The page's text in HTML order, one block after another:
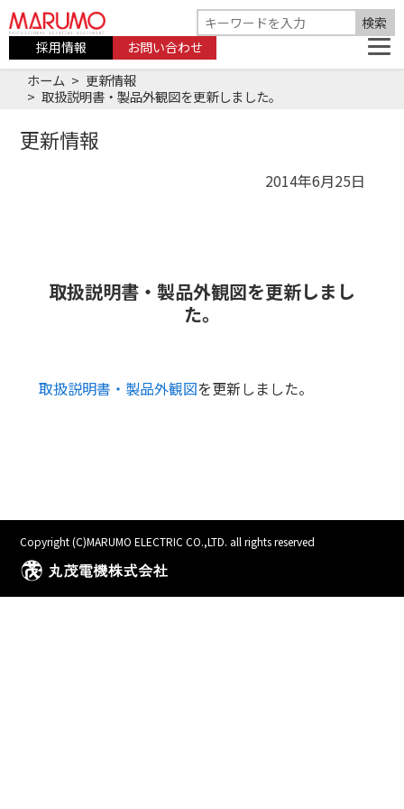
採用情報 お問い合わせ
ホーム
更新情報
取扱説明書・製品外観図を更新しました。
更新情報
2014年6月25日
取扱説明書・製品外観図を更新しまし
た。
取扱説明書・製品外観図を更新しました。
Copyright (C)MARUMO ELECTRIC CO.,LTD. all rights reserved